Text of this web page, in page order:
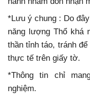
*Lưu ý chung : Do
năng lượng Thổ khá
thần tỉnh táo, tránh
thực tế trên giấy tờ.
*Thông tin chỉ
nghiệm.